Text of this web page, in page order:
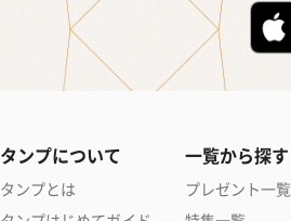
タンプについて
タンプとは
一覧から探す
プレゼント一覧